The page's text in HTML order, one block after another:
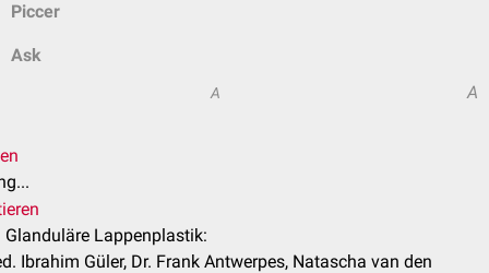
Piccer
Ask
A A
Glanduläre Lappenplastik:
Ibrahim Güler, Dr. Frank Antwerpes, Natascha van den